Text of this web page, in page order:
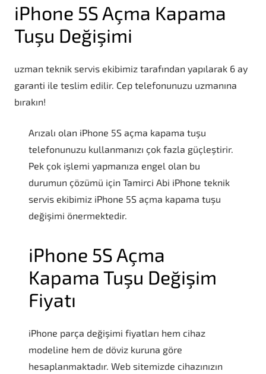
iPhone 5S Açma Kapama
Tuşu Değişimi
uzman teknik servis ekibimiz tarafından yapılarak 6 ay
garanti ile teslim edilir. Cep telefonunuzu uzmanına
bırakın!
Arızalı olan iPhone 5S açma kapama tuşu
telefonunuzu kullanmanızı çok fazla güçleştirir.
Pek çok işlemi yapmanıza engel olan bu
durumun çözümü için Tamirci Abi iPhone teknik
servis ekibimiz iPhone 5S açma kapama tuşu
değişimi önermektedir.
iPhone 5S Açma
Kapama Tuşu Değişim
Fiyatı
iPhone parça değişimi fiyatları hem cihaz
modeline hem de döviz kuruna göre
hesaplanmaktadır. Web sitemizde cihazınızın